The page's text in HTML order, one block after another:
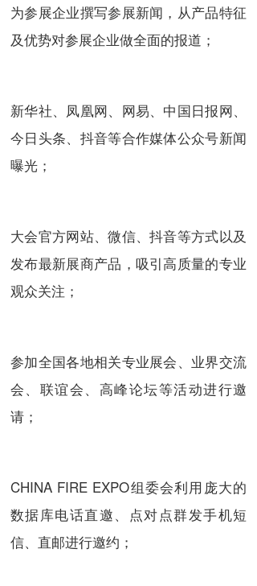
为参展企业撰写参展新闻，从产品特征
及优势对参展企业做全面的报道；
新华社、凤凰网、网易、中国日报网、
今日头条、抖音等合作媒体公众号新闻
曝光；
大会官方网站、微信、抖音等方式以及
发布最新展商产品，吸引高质量的专业
观众关注；
参加全国各地相关专业展会、业界交流
会、联谊会、高峰论坛等活动进行邀
请；
CHINA FIRE EXPO组委会利用庞大的
数据库电话直邀、点对点群发手机短
信、直邮进行邀约；